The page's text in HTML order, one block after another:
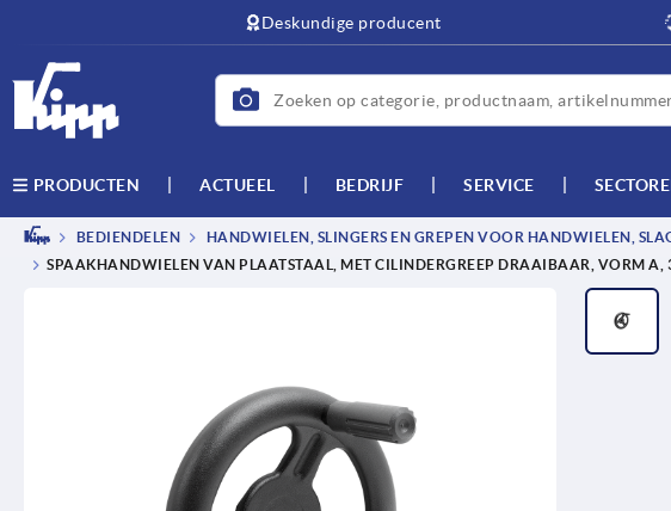
Deskundige producent
PRODUCTEN ACTUEEL BEDRIJF SERVICE
BEDIENDELEN HANDWIELEN, SLINGERS EN GREPEN VOOR HANDWIELEN,
SPAAKHANDWIELEN VAN PLAATSTAAL, MET CILINDERGREEP DRAAIBAAR, VORM A,